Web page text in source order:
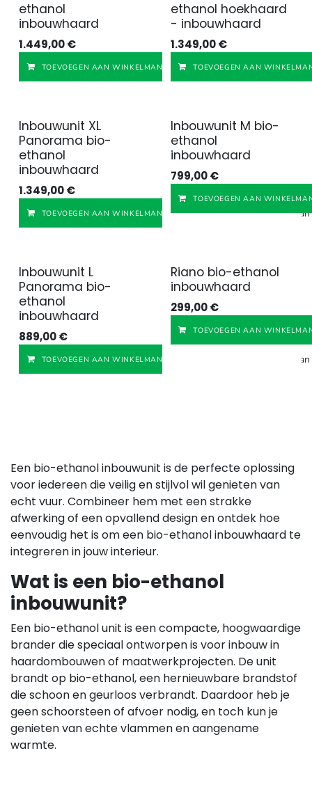
ethanol
inbouwhaard
1.449,00€
TOEVOEGEN AAN WINKELMANDJE Toevoegen
ethanol hoekhaard
- inbouwhaard
1.349,00€
TOEVOEGEN AAN
Inbouwunit XL
Panorama bio-
ethanol
inbouwhaard
1.349,00€
TOEVOEGEN AAN WINKELMANDJE Toevoegen
Inbouwunit M bio-
ethanol
inbouwhaard
799,00€
TOEVOEGEN AAN
Inbouwunit L
Panorama bio-
ethanol
inbouwhaard
889,00€
TOEVOEGEN AAN WINKELMANDJE Toevoegen
Riano bio-ethanol
inbouwhaard
299,00€
TOEVOEGEN AAN
Een bio-ethanol inbouwunit is de perfecte oplossing
voor iedereen die veilig en stijlvol wil genieten van
echt vuur. Combineer hem met een strakke
afwerking of een opvallend design en ontdek hoe
eenvoudig het is om een bio-ethanol inbouwhaard te
integreren in jouw interieur.
Wat is een bio-ethanol
inbouwunit?
Een bio-ethanol unit is een compacte, hoogwaardige
brander die speciaal ontworpen is voor inbouw in
haardombouwen of maatwerkprojecten. De unit
brandt op bio-ethanol, een hernieuwbare brandstof
die schoon en geurloos verbrandt. Daardoor heb je
geen schoorsteen of afvoer nodig, en toch kun je
genieten van echte vlammen en aangename
warmte.